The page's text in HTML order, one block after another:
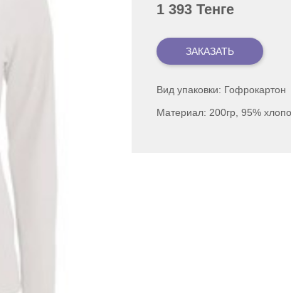
1 393 Тенге
Вид упаковки: Гофрокартон
Материал: 200гр, 95%